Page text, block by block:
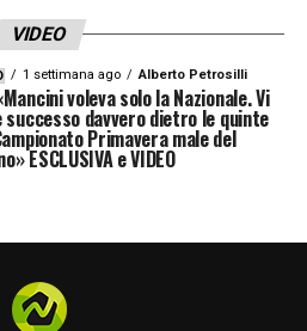
VIDEO
1 settimana ago Alberto Petrosilli
voleva solo la Nazionale. Vi
successo davvero dietro le quinte
Primavera male del
ESCLUSIVA e VIDEO